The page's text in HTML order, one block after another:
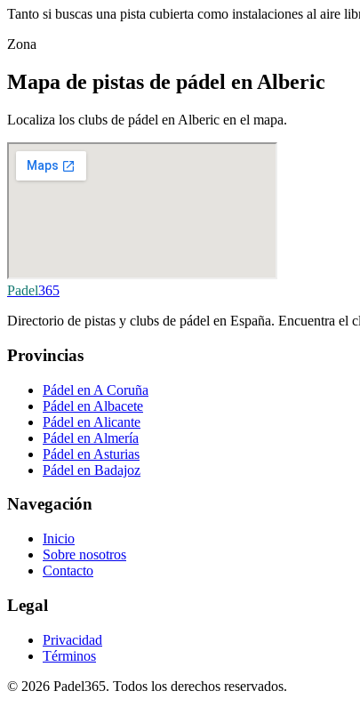
Tanto si buscas una pista cubierta como instalaciones al aire
Zona
Mapa de pistas de pádel en Alberic
Localiza los clubs de pádel en Alberic en el mapa.
Padel365
Directorio de pistas y clubs de pádel en España. Encuentra el
Provincias
Pádel en A Coruña
Pádel en Albacete
Pádel en Alicante
Pádel en Almería
Pádel en Asturias
Pádel en Badajoz
Navegación
Inicio
Sobre nosotros
Contacto
Legal
Privacidad
Términos
© 2026 Padel365. Todos los derechos reservados.